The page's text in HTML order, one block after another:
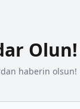
Olun!
haberin olsun!